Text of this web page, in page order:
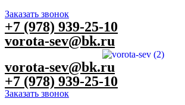
Заказать звонок
+7 (978) 939-25-10
vorota-sev@bk.ru
vorota-sev@bk.ru
+7 (978) 939-25-10
Заказать звонок